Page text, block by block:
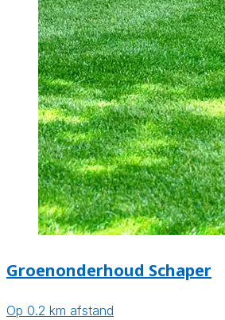
Groenonderhoud Schaper
Op 0.2 km afstand